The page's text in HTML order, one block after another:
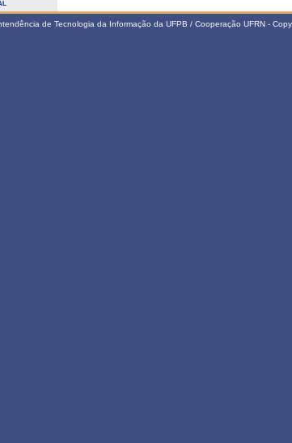
de Tecnologia da Informação da UFPB / Cooperação UFRN -